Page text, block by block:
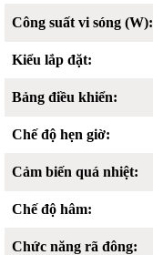
Công suất vi sóng (W):
Kiểu lắp đặt:
Bảng điều khiển:
Chế độ hẹn giờ:
Cảm biến quá nhiệt:
Chế độ hâm:
Chức năng rã đông: